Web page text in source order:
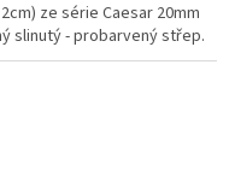
ze série Caesar 20mm
slinutý - probarvený střep.